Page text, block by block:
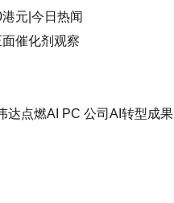
元|今日热闻
催化剂观察
达点燃AI PC 公司AI转型成果